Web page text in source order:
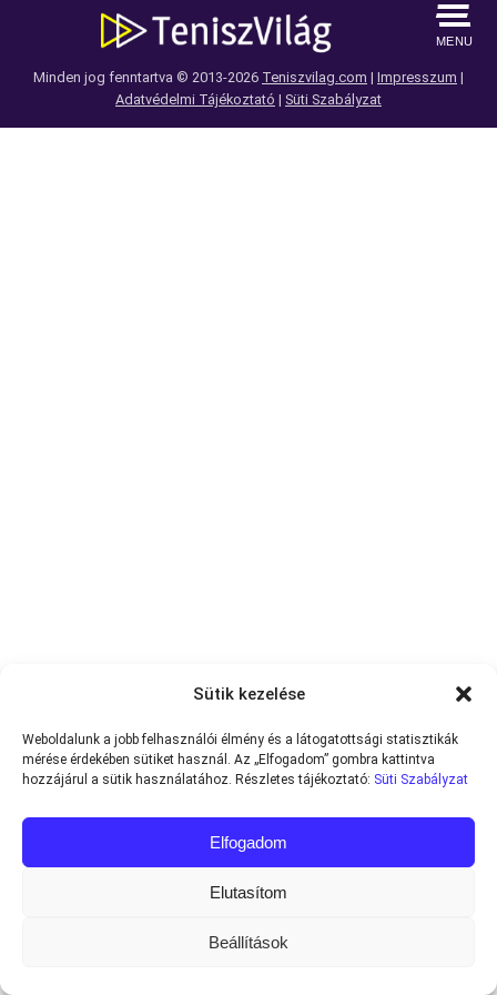
Sütik kezelése
Weboldalunk a jobb felhasználói élmény és a látogatottsági statisztikák
mérése érdekében sütiket használ. Az „Elfogadom” gombra kattintva
hozzájárul a sütik használatához. Részletes tájékoztató: Süti Szabályzat
Elfogadom
Elutasítom
Beállítások
MENU
Minden jog fenntartva © 2013-2026 Teniszvilag.com | Impresszum |
Adatvédelmi Tájékoztató | Süti Szabályzat